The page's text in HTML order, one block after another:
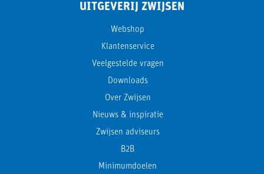
UITGEVERIJ ZWIJSEN
Webshop
Klantenservice
Veelgestelde vragen
Downloads
Over Zwijsen
Nieuws & inspiratie
Zwijsen adviseurs
B2B
Minimumdoelen